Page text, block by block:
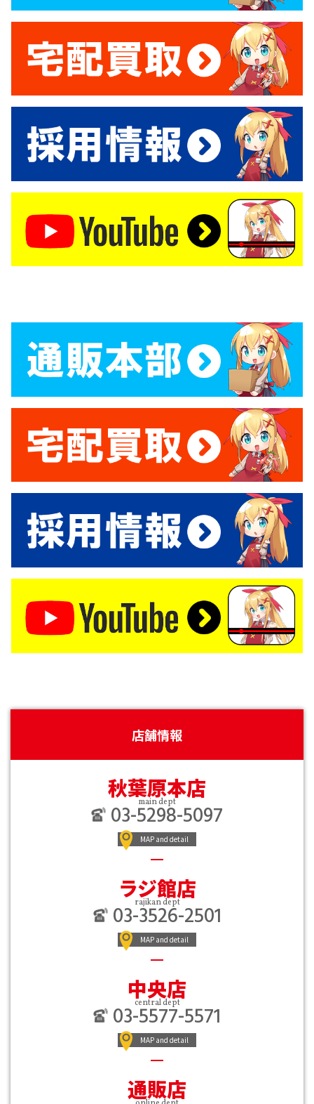
店舗情報
秋葉原本店
main dept
03-5298-5097
MAP and detail
ラジ館店
rajikan dept
03-3526-2501
MAP and detail
中央店
central dept
03-5577-5571
MAP and detail
通販店